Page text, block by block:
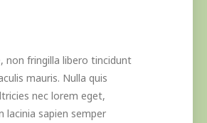
non fringilla libero tincidunt
mauris. Nulla quis
nec lorem eget,
lacinia sapien semper